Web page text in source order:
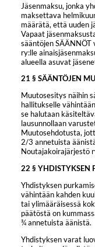
Jäsenmaksu, jonka
maksettava
määrätä, että uuden
Vapaat
sääntöjen
ry:lle
alueella asuvat
21 § SÄÄNTÖJEN
Muutosesitys näihin
hallitukselle
se halutaan
lausunnollaan
Muutosehdotusta,
2/3 annetuista
Noutajakoirajärjestö
22 § YHDISTYKSEN
Yhdistyksen
vähintään kahden
tai ylimääräisessä
päätöstä on
¾ annetuista äänistä.
Yhdistyksen varat